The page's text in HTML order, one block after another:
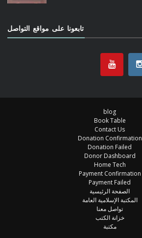
تابعونا على مواقع التواصل
blog
Book Table
Contact Us
Donation Confirmation
Donation Failed
Donor Dashboard
Home Tech
Payment Confirmation
Payment Failed
الصفحة الرئيسية
المكتبة الإسلامية العامة
تواصل معنا
خزانة الكتب
مكتبة